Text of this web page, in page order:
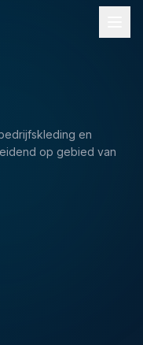
en
op gebied van